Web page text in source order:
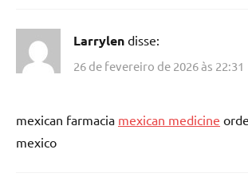
Larrylen disse:
26 de fevereiro de 2026 às 22:31
mexican farmacia mexican medicine
mexico